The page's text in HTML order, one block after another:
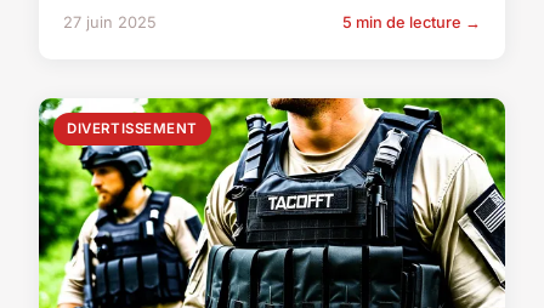
27 juin 2025 5 min de lecture →
DIVERTISSEMENT